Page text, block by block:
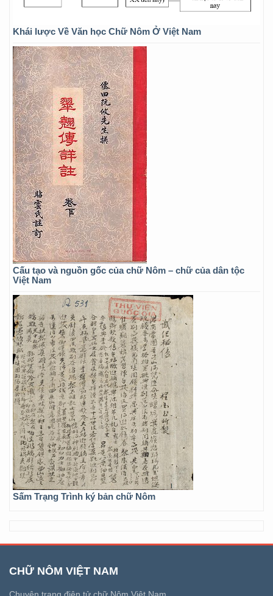
Khái lược Về Văn học Chữ Nôm Ở Việt Nam
Cấu tạo và nguồn gốc của chữ Nôm – chữ của dân tộc
Việt Nam
Sấm Trạng Trình ký bản chữ Nôm
CHỮ NÔM VIỆT NAM